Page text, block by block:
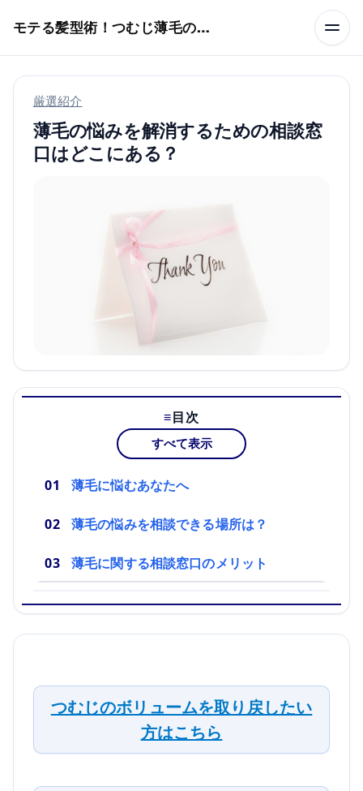
モテる髪型術！つむじ薄毛の隠し方
厳選紹介
薄毛の悩みを解消するための相談窓
口はどこにある？
目次
すべて表示
薄毛に悩むあなたへ
薄毛の悩みを相談できる場所は？
薄毛に関する相談窓口のメリット
つむじのボリュームを取り戻したい
方はこちら